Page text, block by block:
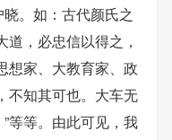
。如：古代颜氏之
道，必忠信以得之，
想家、大教育家、政
不知其可也。大车无
等等。由此可见，我